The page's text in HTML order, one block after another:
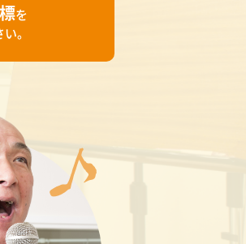
を
。